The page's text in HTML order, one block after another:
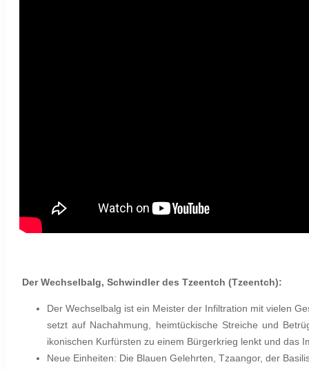
Der Wechselbalg, Schwindler des Tzeentch (Tzeentch):
Der Wechselbalg ist ein Meister der Infiltration mit vielen
setzt auf Nachahmung, heimtückische Streiche und
ikonischen Kurfürsten zu einem Bürgerkrieg lenkt und das
Neue Einheiten: Die Blauen Gelehrten, Tzaangor, der